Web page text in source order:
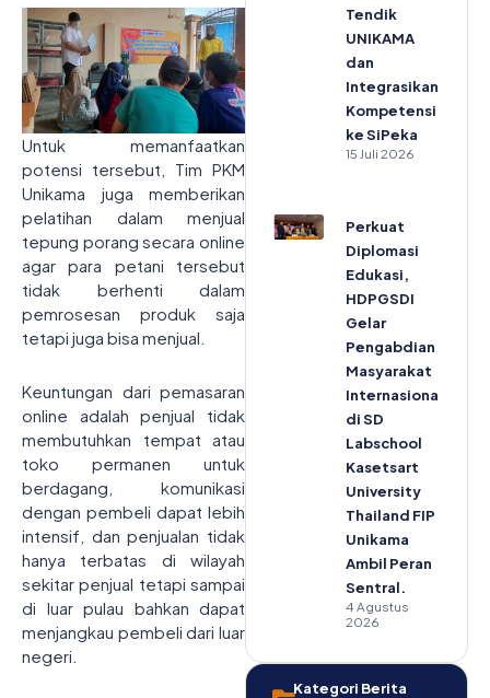
Untuk memanfaatkan
potensi tersebut, Tim PKM
Unikama juga memberikan
pelatihan dalam menjual
tepung porang secara online
agar para petani tersebut
tidak berhenti dalam
pemrosesan produk saja
tetapi juga bisa menjual.
Keuntungan dari pemasaran
online adalah penjual tidak
membutuhkan tempat atau
toko permanen untuk
berdagang, komunikasi
dengan pembeli dapat lebih
intensif, dan penjualan tidak
hanya terbatas di wilayah
sekitar penjual tetapi sampai
di luar pulau bahkan dapat
menjangkau pembeli dari luar
negeri.
Tendik
UNIKAMA
dan
Integrasikan
Kompetensi
ke SiPeka
15 Juli 2026
Perkuat
Diplomasi
Edukasi,
HDPGSDI
Gelar
Pengabdian
Masyarakat
Internasional
di SD
Labschool
Kasetsart
University
Thailand FIP
Unikama
Ambil Peran
Sentral.
4 Agustus
2026
Kategori Berita